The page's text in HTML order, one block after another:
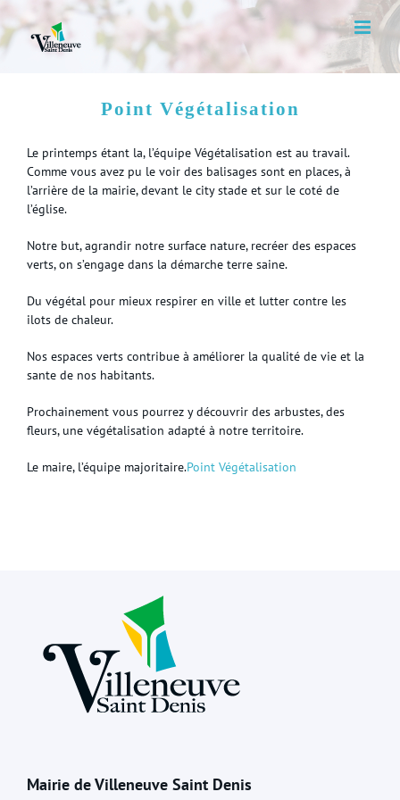
to
content
Point Végétalisation
Le printemps étant la, l’équipe Végétalisation est au travail.
Comme vous avez pu le voir des balisages sont en places, à
l’arrière de la mairie, devant le city stade et sur le coté de
l’église.
Notre but, agrandir notre surface nature, recréer des espaces
verts, on s’engage dans la démarche terre saine.
Du végétal pour mieux respirer en ville et lutter contre les
ilots de chaleur.
Nos espaces verts contribue à améliorer la qualité de vie et la
sante de nos habitants.
Prochainement vous pourrez y découvrir des arbustes, des
fleurs, une végétalisation adapté à notre territoire.
Le maire, l’équipe majoritaire.Point Végétalisation
Mairie de Villeneuve Saint Denis